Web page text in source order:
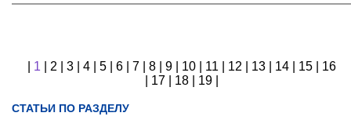
1 2 3| 4| 5| 6| 7| 8| 9| 10| 11 12 13| 14| 15| 16
17| 18| 19|
СТАТЬИ ПО РАЗДЕЛУ